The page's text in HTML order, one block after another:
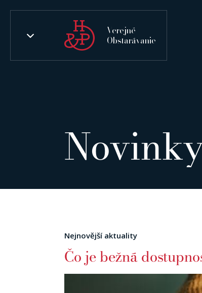
Verejné
Obstarávanie
Nejnovější aktuality
Čo je bežná